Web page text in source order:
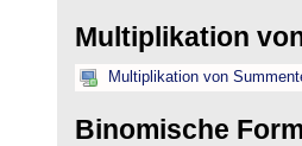
Multiplikation
Multiplikation von
Binomische